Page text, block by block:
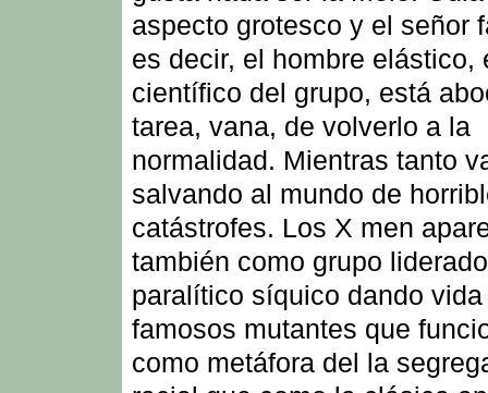
aspecto grotesco y el señor
es decir, el hombre elástico,
científico del grupo, está
tarea, vana, de volverlo a la
normalidad. Mientras tanto
salvando al mundo de
catástrofes. Los X men
también como grupo
paralítico síquico dando
famosos mutantes que
como metáfora del la